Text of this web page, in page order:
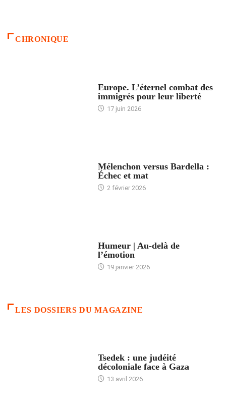
CHRONIQUE
Europe. L’éternel combat des
immigrés pour leur liberté
17 juin 2026
Mélenchon versus Bardella :
Échec et mat
2 février 2026
Humeur | Au-delà de
l’émotion
19 janvier 2026
LES DOSSIERS DU MAGAZINE
Tsedek : une judéité
décoloniale face à Gaza
13 avril 2026